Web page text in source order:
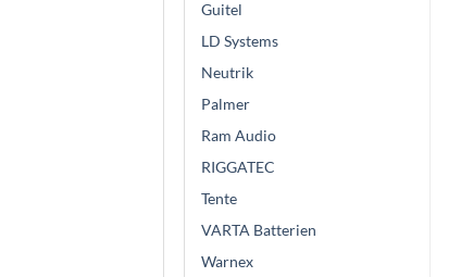
Guitel
LD Systems
Neutrik
Palmer
Ram Audio
RIGGATEC
Tente
VARTA Batterien
Warnex